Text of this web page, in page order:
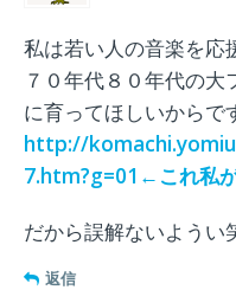
私は若い人の音楽を応
７０年代８０年代の
に育ってほしいからで
http://
7.htm?g=01←これ私
だから誤解ないようい
返信